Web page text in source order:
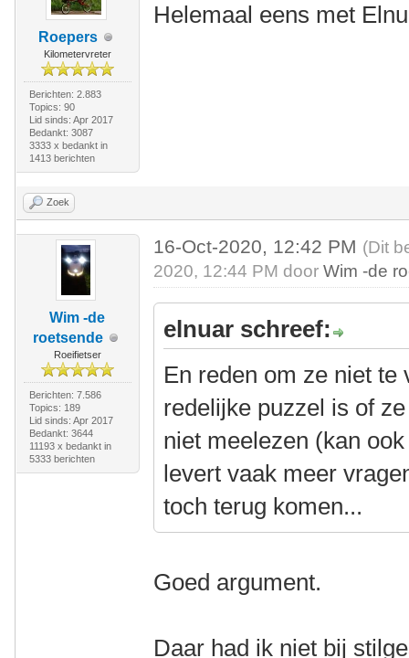
Roepers
Kilometervreter
Berichten: 2.883
Topics: 90
Lid sinds: Apr 2017
Bedankt: 3087
3333 x bedankt in
1413 berichten
Helemaal eens met
Zoek
Wim -de
roetsende
Roeifietser
Berichten: 7.586
Topics: 189
Lid sinds: Apr 2017
Bedankt: 3644
11193 x bedankt in
5333 berichten
16-Oct-2020, 12:42 PM (Dit
2020, 12:44 PM doorWim -de
elnuar schreef:
En reden om ze niet
redelijke puzzel is of
niet meelezen (kan
levert vaak meer
toch terug komen...
Goed argument.
Daar had ik niet bij